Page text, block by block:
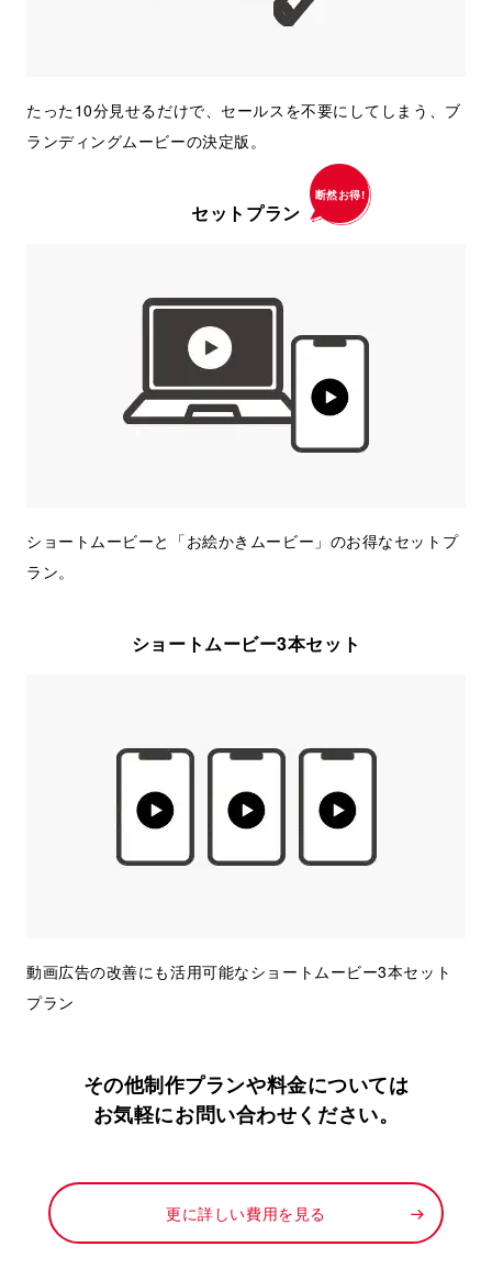
たった10分見せるだけで、セールスを不要にしてしまう、ブ
ランディングムービーの決定版。
セットプラン
断然お得!
ショートムービーと「お絵かきムービー」のお得なセットプ
ラン。
ショートムービー3本セット
動画広告の改善にも活用可能なショートムービー3本セット
プラン
その他制作プランや料金については
お気軽にお問い合わせください。
更に詳しい費用を見る